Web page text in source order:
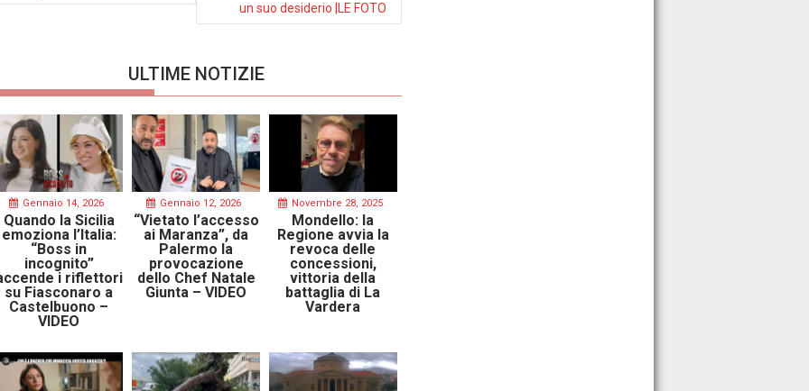
un suo desiderio |LE FOTO
ULTIME NOTIZIE
Gennaio 14, 2026
Quando la Sicilia
emoziona l’Italia:
“Boss in
incognito”
i riflettori
su Fiasconaro a
Castelbuono –
VIDEO
Gennaio 12, 2026
“Vietato l’accesso
ai Maranza”, da
Palermo la
provocazione
dello Chef Natale
Giunta – VIDEO
Novembre 28, 2025
Mondello: la
Regione avvia la
revoca delle
concessioni,
vittoria della
battaglia di La
Vardera